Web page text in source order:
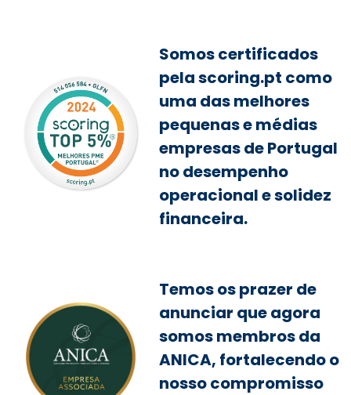
Somos certificados
pela scoring.pt como
uma das melhores
pequenas e médias
empresas de Portugal
no desempenho
operacional e solidez
financeira.
Temos os prazer de
anunciar que agora
somos membros da
ANICA, fortalecendo o
nosso compromisso